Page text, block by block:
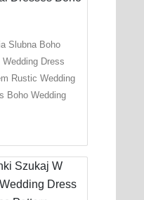
Slubna Boho
Dress
Rustic Wedding
Boho Wedding